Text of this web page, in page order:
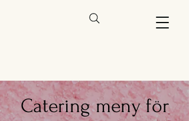
Catering meny för